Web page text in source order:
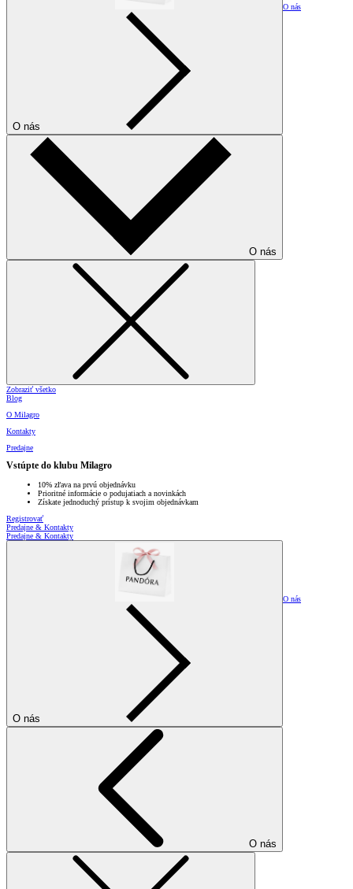
O nás
O nás
O nás
Zobraziť všetko
Blog
O Milagro
Kontakty
Predajne
Vstúpte do klubu Milagro
10% zľava na prvú objednávku
Prioritné informácie o podujatiach a novinkách
Získate jednoduchý prístup k svojim objednávkam
Registrovať
Predajne & Kontakty
Predajne & Kontakty
O nás
O nás
O nás